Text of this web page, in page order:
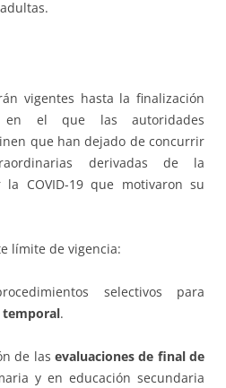
vigentes hasta la finalización
en el que las autoridades
que han dejado de concurrir
derivadas de la
la COVID-19 que motivaron su
límite de vigencia:
selectivos para
temporal.
de las evaluaciones de final de
y en educación secundaria